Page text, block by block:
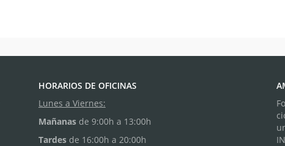
HORARIOS DE OFICINAS
Lunes a Viernes:
Mañanas de 9:00h a 13:00h
Tardes de 16:00h a 20:00h